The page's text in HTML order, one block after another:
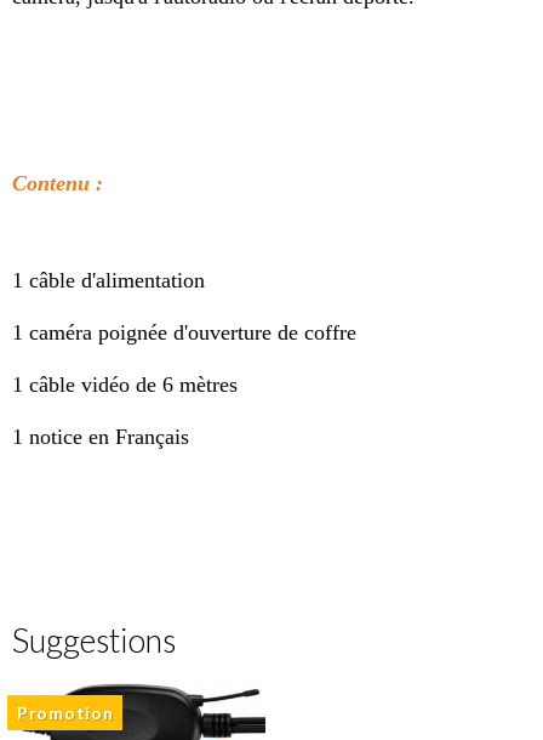
Contenu :
1 câble d'alimentation
1 caméra poignée d'ouverture de coffre
1 câble vidéo de 6 mètres
1 notice en Français
Suggestions
Promotion